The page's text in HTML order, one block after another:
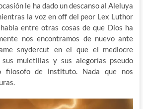
le ha dado un descanso al Aleluya
la voz en off del peor Lex Luthor
entre otras cosas de que Dios ha
nos encontramos de nuevo ante
snydercut en el que el mediocre
muletillas y sus alegorías pseudo
filosofo de instituto. Nada que nos